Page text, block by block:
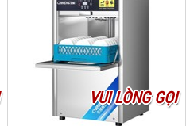
VUI LÒNG GỌI